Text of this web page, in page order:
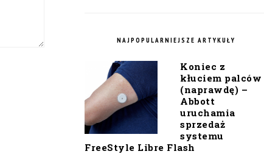
NAJPOPULARNIEJSZE ARTYKUŁY
Koniec z
kłuciem palców
(naprawdę) –
Abbott
uruchamia
sprzedaż
systemu
FreeStyle Libre Flash